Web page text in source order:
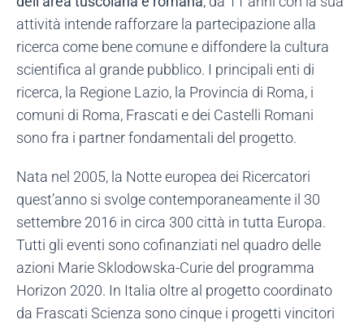
attività intende rafforzare la partecipazione alla
ricerca come bene comune e diffondere la cultura
scientifica al grande pubblico. I principali enti di
ricerca, la Regione Lazio, la Provincia di Roma, i
comuni di Roma, Frascati e dei Castelli Romani
sono fra i partner fondamentali del progetto.
Nata nel 2005, la Notte europea dei Ricercatori
quest’anno si svolge contemporaneamente il 30
settembre 2016 in circa 300 città in tutta Europa.
Tutti gli eventi sono cofinanziati nel quadro delle
azioni Marie Sklodowska-Curie del programma
Horizon 2020. In Italia oltre al progetto coordinato
da Frascati Scienza sono cinque i progetti vincitori